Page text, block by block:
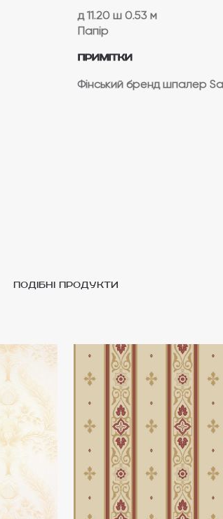
д 11.20ш 0.53 м
Папір
Примітки
Фінський бренд шпалер
подібні продукти